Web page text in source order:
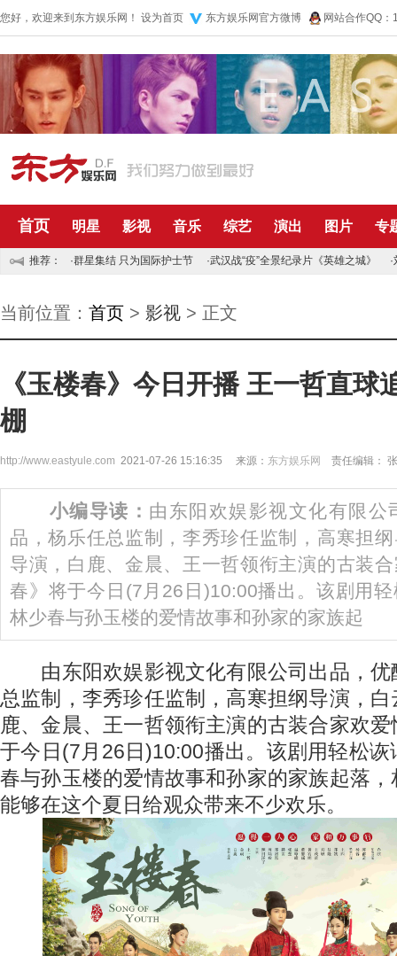
您好，欢迎来到东方娱乐网！ 设为首页 东方娱乐网官方微博 网站合作QQ
首页 明星 影视 音乐 综艺 演出 图片 专
推荐： ·群星集结 只为国际护士节 ·武汉战“疫”全景纪录片《英雄之城》 ·
当前位置： 首页 > 影视 > 正文
《玉楼春》今日开播 王一哲直球
棚
http://www.eastyule.com 2021-07-26 15:16:35 来源： 东方娱乐网 责任编辑：
小编导读： 由东阳欢娱影视文化有限公
品，杨乐任总监制，李秀珍任监制，高寒担
导演，白鹿、金晨、王一哲领衔主演的古装
春》将于今日(7月26日)10:00播出。该剧用
林少春与孙玉楼的爱情故事和孙家的家族起
由东阳欢娱影视文化有限公司出品，优
总监制，李秀珍任监制，高寒担纲导演，
鹿、金晨、王一哲领衔主演的古装合家欢
于今日(7月26日)10:00播出。该剧用轻松
春与孙玉楼的爱情故事和孙家的家族起落
能够在这个夏日给观众带来不少欢乐。